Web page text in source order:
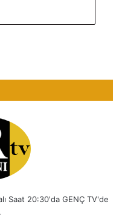
Saat 20:30'da GENÇ TV'de